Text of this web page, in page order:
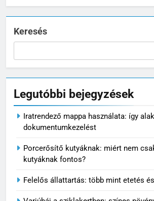
Keresés
Legutóbbi bejegyzések
Iratrendező mappa használata: így
dokumentumkezelést
Porcerősítő kutyáknak: miért nem
kutyáknak fontos?
Felelős állattartás: több mint etetés
5
Mikor nem éri
MINDENNAPOK
6